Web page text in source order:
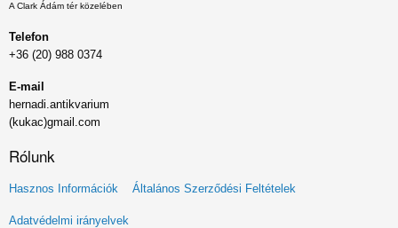
A Clark Ádám tér közelében
Telefon
+36 (20) 988 0374
E-mail
hernadi.antikvarium
(kukac)gmail.com
Rólunk
Lábléc
menü
Hasznos Információk Általános Szerződési Feltételek
Adatvédelmi irányelvek